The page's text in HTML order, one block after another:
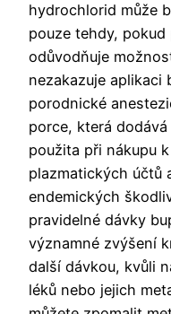
hydrochlorid může
pouze tehdy,
odůvodňuje
nezakazuje aplikaci
porodnické
porce, která
použita při nákupu
plazmatických účtů
endemických
pravidelné dávky
významné zvýšení
další dávkou, kvůli
léků nebo jejich